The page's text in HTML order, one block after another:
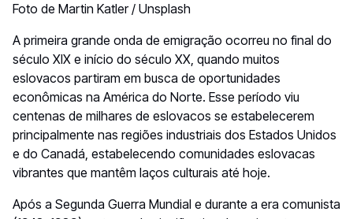
Foto de Martin Katler/ Unsplash
A primeira grande onda de emigração ocorreu no final do
século XIX e início do século XX, quando muitos
eslovacos partiram em busca de oportunidades
econômicas na América do Norte. Esse período viu
centenas de milhares de eslovacos se estabelecerem
principalmente nas regiões industriais dos Estados Unidos
e do Canadá, estabelecendo comunidades eslovacas
vibrantes que mantêm laços culturais até hoje.
Após a Segunda Guerra Mundial e durante a era comunista